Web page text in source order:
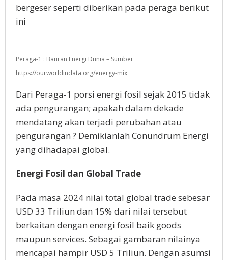
bergeser seperti diberikan pada peraga berikut
ini
Peraga-1 : Bauran Energi Dunia – Sumber
https://ourworldindata.org/energy-mix
Dari Peraga-1 porsi energi fosil sejak 2015 tidak
ada pengurangan; apakah dalam dekade
mendatang akan terjadi perubahan atau
pengurangan ? Demikianlah Conundrum Energi
yang dihadapai global.
Energi Fosil dan Global Trade
Pada masa 2024 nilai total global trade sebesar
USD 33 Triliun dan 15% dari nilai tersebut
berkaitan dengan energi fosil baik goods
maupun services. Sebagai gambaran nilainya
mencapai hampir USD 5 Triliun. Dengan asumsi